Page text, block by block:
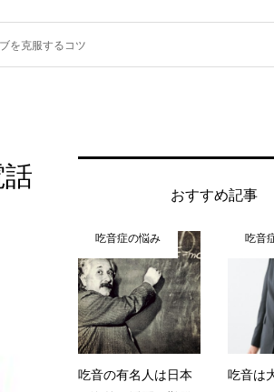
を克服するコツ
おすすめ記事
吃音症の悩み
吃音の有名人は日本
吃音
吃音は